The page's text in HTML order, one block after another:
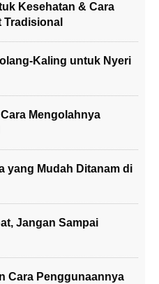
Kesehatan & Cara
Tradisional
Kaling untuk Nyeri
Mengolahnya
yang Mudah Ditanam di
Jangan Sampai
Cara Penggunaannya